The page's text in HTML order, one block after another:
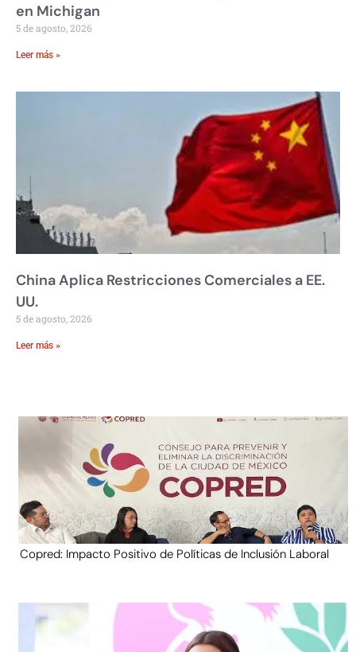
en Michigan
5 de agosto, 2026
Leer más »
China Aplica Restricciones Comerciales a EE.
UU.
5 de agosto, 2026
Leer más »
Copred: Impacto Positivo de Políticas de Inclusión Laboral